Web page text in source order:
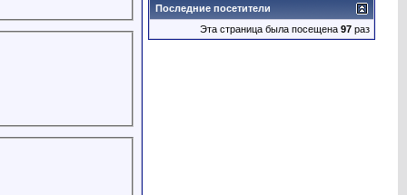
Последние посетители
Эта страница была посещена 97 раз